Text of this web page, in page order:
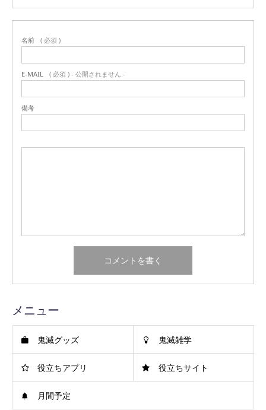
名前 ( 必須 )
E-MAIL ( 必須 ) - 公開されません -
備考
メニュー
鬼滅グッズ 鬼滅雑学
役立ちアプリ 役立ちサイト
月間予定